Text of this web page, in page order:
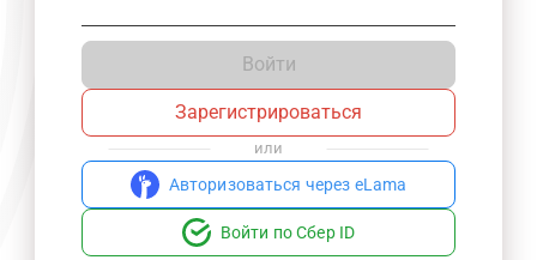
Войти
Зарегистрироваться
или
Авторизоваться через eLama
Войти по Сбер ID